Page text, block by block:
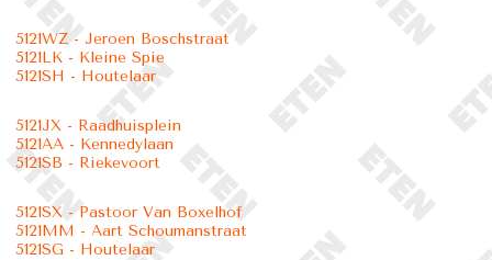
5121WZ - Jeroen Boschstraat
5121LK - Kleine Spie
5121SH - Houtelaar
5121JX - Raadhuisplein
5121AA - Kennedylaan
5121SB - Riekevoort
5121SX - Pastoor Van Boxelhof
5121MM - Aart Schoumanstraat
5121SG - Houtelaar